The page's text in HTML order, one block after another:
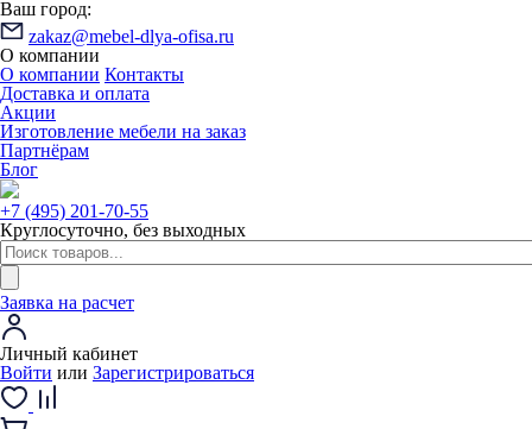
Ваш город:
zakaz@mebel-dlya-ofisa.ru
О компании
О компании Контакты
Доставка и оплата
Акции
Изготовление мебели на заказ
Партнёрам
Блог
+7 (495) 201-70-55
Круглосуточно, без выходных
Заявка на расчет
Личный кабинет
Войти или Зарегистрироваться